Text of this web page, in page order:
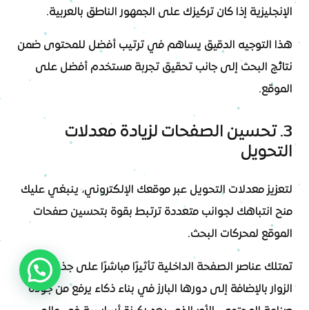
الإنجليزية إذا كان تركيزك على الجمهور الناطق بالعربية.
هذا التوجيه الدقيق يساهم في ترتيب أفضل للمحتوى ضمن
نتائج البحث إلى جانب تحقيق تجربة مستخدم أفضل على
الموقع.
3. تحسين الصفحات لزيادة معدلات
التحويل
لتعزيز معدلات التحويل عبر موقعك الإلكتروني، ينبغي عليك
منح انتباهك لجوانب متعددة ترتبط بقوة بتحسين صفحات
الموقع لمحركات البحث.
تمتلك عناصر الصفحة الداخلية تأثيرًا مباشرًا على جذب وإقناع
الزوار بالإضافة إلى دورها البارز في بناء ذكاء يرفع من جودة